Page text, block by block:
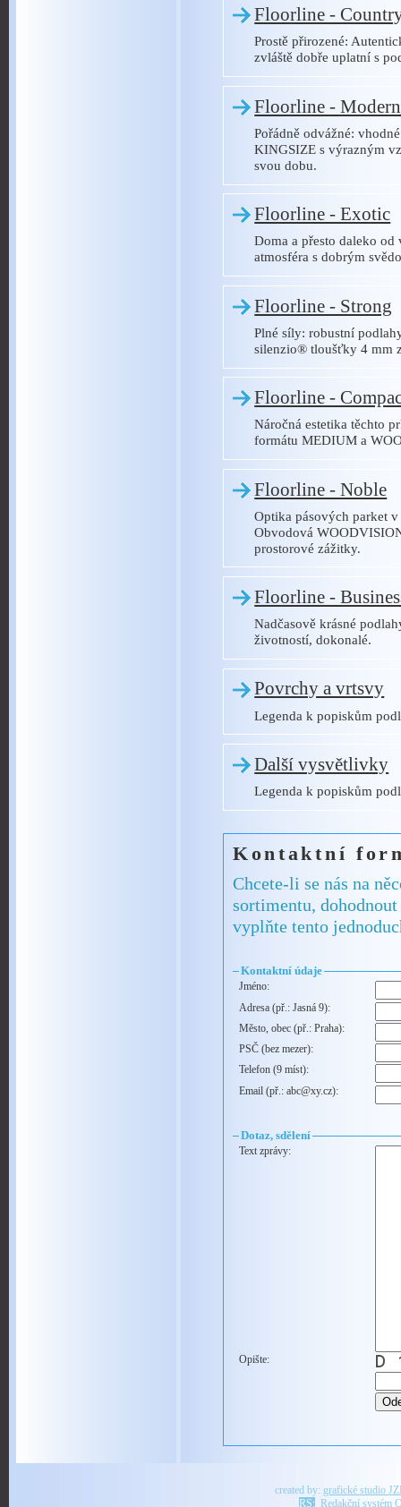
Floorline -
Prostě přirozené:
zvláště dobře uplatní s
Floorline - Modern
Pořádně odvážné:
KINGSIZE s výrazným
svou dobu.
Floorline - Exotic
Doma a přesto daleko
atmosféra s dobrým
Floorline - Strong
Plné síly: robustní
silenzio® tloušťky 4 mm
Floorline -
Náročná estetika těchto
formátu MEDIUM a
Floorline - Noble
Optika pásových parket
Obvodová
prostorové zážitky.
Floorline -
Nadčasově krásné
životností, dokonalé.
Povrchy a vrtsvy
Legenda k popiskům
Další vysvětlivky
Legenda k popiskům
Kontaktní
Chcete-li se nás na
sortimentu,
vyplňte tento
Kontaktní údaje
Jméno:
Adresa (př.: Jasná 9):
Město, obec (př.: Praha):
PSČ (bez mezer):
Telefon (9 míst):
Email (př.: abc@xy.cz):
Dotaz, sdělení
Text zprávy:
Opište:
created by: grafické studio
RS: Redakční systém